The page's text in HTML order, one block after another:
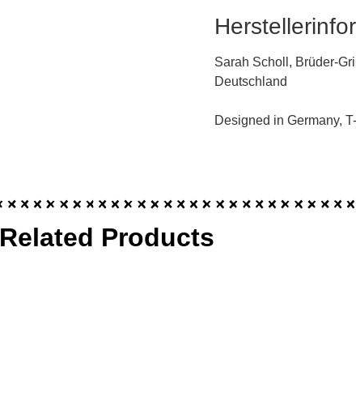
Sarah Scholl, Brüder-
Deutschland
Designed in Germany,
Related Products